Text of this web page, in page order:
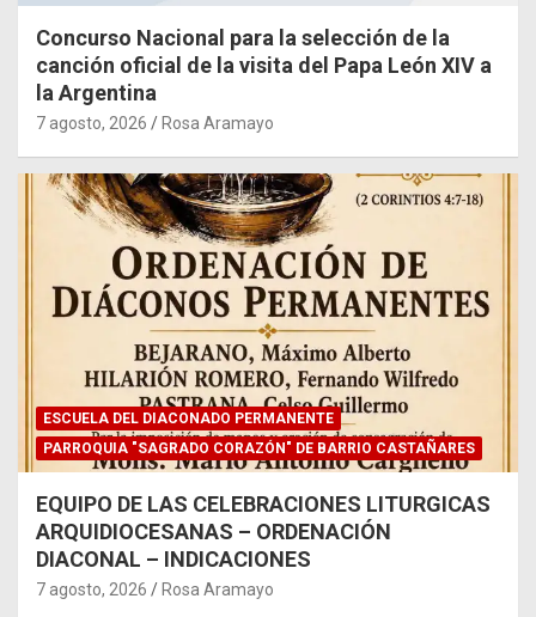
Concurso Nacional para la selección de la
canción oficial de la visita del Papa León XIV a
la Argentina
7 agosto, 2026 Rosa Aramayo
ESCUELA DEL DIACONADO PERMANENTE
PARROQUIA "SAGRADO CORAZÓN" DE BARRIO CASTAÑARES
EQUIPO DE LAS CELEBRACIONES LITURGICAS
ARQUIDIOCESANAS – ORDENACIÓN
DIACONAL – INDICACIONES
7 agosto, 2026 Rosa Aramayo